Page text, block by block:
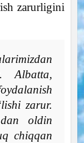
zarurligini
Albatta,
zarur.
oldin
chiqqan